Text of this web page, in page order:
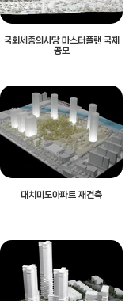
국회세종의사당 마스터플랜 국제
공모
대치미도아파트 재건축